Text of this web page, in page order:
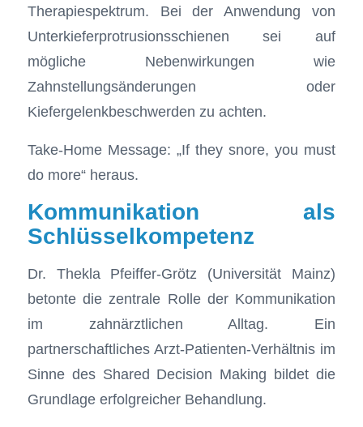
Therapiespektrum. Bei der Anwendung von
Unterkieferprotrusionsschienen sei auf
mögliche Nebenwirkungen wie
Zahnstellungsänderungen oder
Kiefergelenkbeschwerden zu achten.
Take-Home Message: „If they snore, you must
do more“ heraus.
Kommunikation als
Schlüsselkompetenz
Dr. Thekla Pfeiffer-Grötz (Universität Mainz)
betonte die zentrale Rolle der Kommunikation
im zahnärztlichen Alltag. Ein
partnerschaftliches Arzt-Patienten-Verhältnis im
Sinne des Shared Decision Making bildet die
Grundlage erfolgreicher Behandlung.